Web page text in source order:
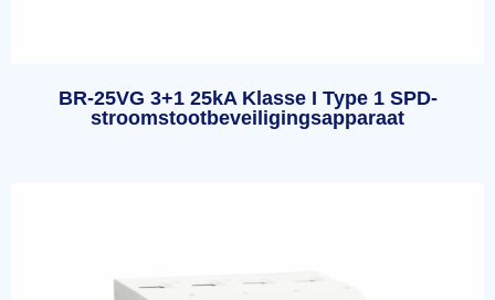
BR-25VG 3+1 25kA Klasse I Type 1 SPD-
stroomstootbeveiligingsapparaat